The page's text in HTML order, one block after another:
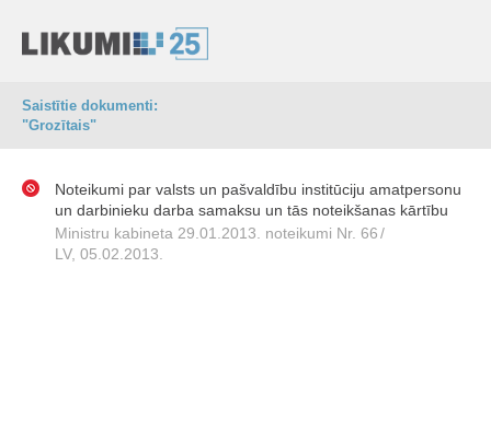
Saistītie dokumenti:
"Grozītais"
Noteikumi par valsts un pašvaldību institūciju amatpersonu
un darbinieku darba samaksu un tās noteikšanas kārtību
Ministru kabineta 29.01.2013. noteikumi Nr. 66/
LV, 05.02.2013.